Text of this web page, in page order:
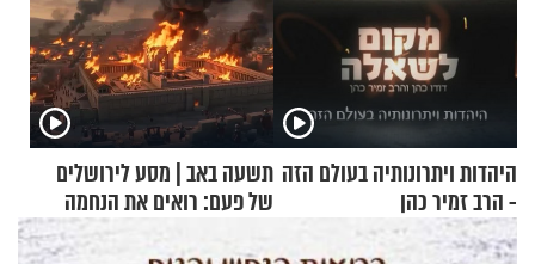
היהדות ויתרונותיה בעולם הזה
- הרב זמיר כהן
תשעה באב | מסע לירושלים
של פעם: רואים את הנחמה